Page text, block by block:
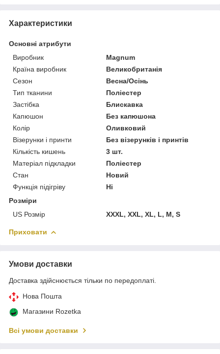
Характеристики
Основні атрибути
Виробник
Magnum
Країна виробник
Великобританія
Сезон
Весна/Осінь
Тип тканини
Поліестер
Застібка
Блискавка
Капюшон
Без капюшона
Колір
Оливковий
Візерунки і принти
Без візерунків і принтів
Кількість кишень
3 шт.
Матеріал підкладки
Поліестер
Стан
Новий
Функція підігріву
Ні
Розміри
US Розмір
XXXL, XXL, XL, L, M, S
Приховати
Умови доставки
Доставка здійснюється тільки по передоплаті.
Нова Пошта
Магазини Rozetka
Всі умови доставки